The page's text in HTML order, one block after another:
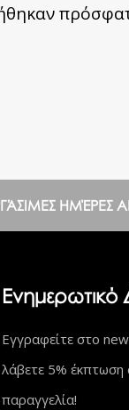
ΗΜΈΡΕΣ
Ενημερωτικό
Εγγραφείτε στο
λάβετε 5%
παραγγελία!